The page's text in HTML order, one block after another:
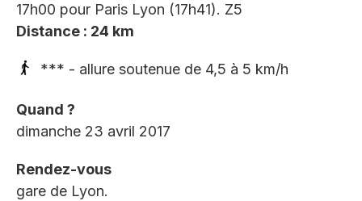
17h00 pour Paris Lyon (17h41). Z5
Distance : 24 km
*** - allure soutenue de 4,5 à 5 km/h
Quand ?
dimanche 23 avril 2017
Rendez-vous
gare de Lyon.